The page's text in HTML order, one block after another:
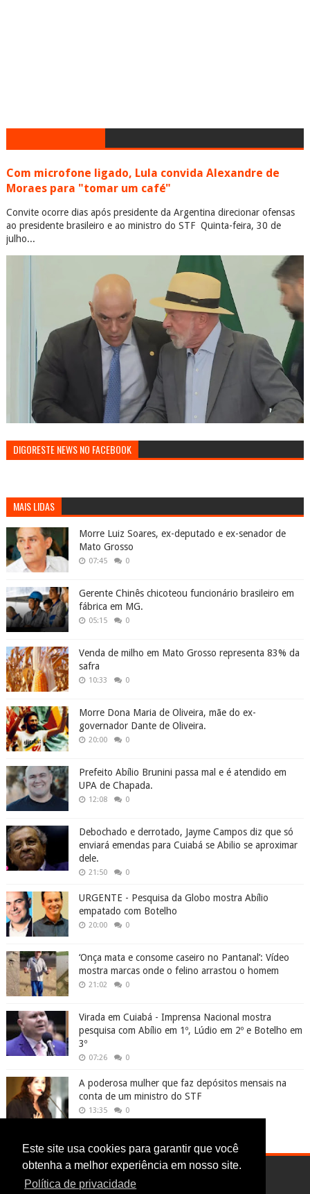
Este site usa cookies para garantir que você
obtenha a melhor experiência em nosso site.
Política de privacidade
Com microfone ligado, Lula convida Alexandre de
Moraes para "tomar um café"
Convite ocorre dias após presidente da Argentina direcionar ofensas
ao presidente brasileiro e ao ministro do STF Quinta-feira, 30 de
julho...
DIGORESTE NEWS NO FACEBOOK
MAIS LIDAS
Morre Luiz Soares, ex-deputado e ex-senador de
Mato Grosso
07:45 0
Gerente Chinês chicoteou funcionário brasileiro em
fábrica em MG.
05:15 0
Venda de milho em Mato Grosso representa 83% da
safra
10:33 0
Morre Dona Maria de Oliveira, mãe do ex-
governador Dante de Oliveira.
20:00 0
Prefeito Abílio Brunini passa mal e é atendido em
UPA de Chapada.
12:08 0
Debochado e derrotado, Jayme Campos diz que só
enviará emendas para Cuiabá se Abilio se aproximar
dele.
21:50 0
URGENTE - Pesquisa da Globo mostra Abílio
empatado com Botelho
20:00 0
‘Onça mata e consome caseiro no Pantanal’: Vídeo
mostra marcas onde o felino arrastou o homem
21:02 0
Virada em Cuiabá - Imprensa Nacional mostra
pesquisa com Abílio em 1º, Lúdio em 2º e Botelho em
3º
07:26 0
A poderosa mulher que faz depósitos mensais na
conta de um ministro do STF
13:35 0